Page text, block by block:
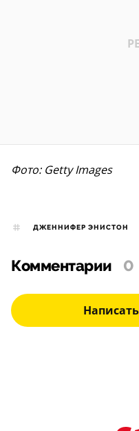
Фото: Getty Images
ДЖЕННИФЕР ЭНИСТОН
Комментарии 0